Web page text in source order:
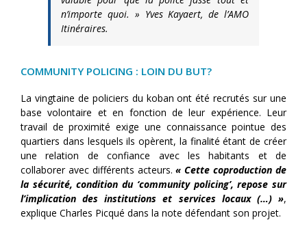
n’importe quoi. » Yves Kayaert, de l’AMO
Itinéraires.
COMMUNITY POLICING : LOIN DU BUT?
La vingtaine de policiers du koban ont été recrutés sur une
base volontaire et en fonction de leur expérience. Leur
travail de proximité exige une connaissance pointue des
quartiers dans lesquels ils opèrent, la finalité étant de créer
une relation de confiance avec les habitants et de
collaborer avec différents acteurs.« Cette coproduction de
la sécurité, condition du ‘community policing’, repose sur
l’implication des institutions et services locaux (…) »,
explique Charles Picqué dans la note défendant son projet.